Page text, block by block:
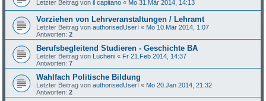
Letzter Beitrag vonil capitano « Mo 31.Mär 2014, 14:13
Vorziehen von Lehrveranstaltungen / Lehramt
Letzter Beitrag vonauthorisedUserI « Mo 10.Mär 2014, 1:07
Antworten:2
Berufsbegleitend Studieren - Geschichte BA
Letzter Beitrag von Lucheni « Fr 21.Feb 2014, 14:37
Antworten:7
Wahlfach Politische Bildung
Letzter Beitrag vonauthorisedUserI « Mo 20.Jan 2014, 21:32
Antworten:2